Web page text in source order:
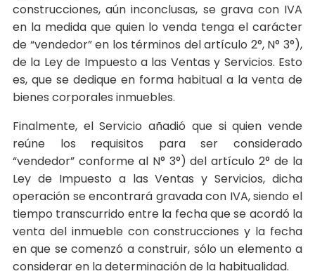
construcciones, aún inconclusas, se grava con IVA
en la medida que quien lo venda tenga el carácter
de “vendedor” en los términos del artículo 2°, N° 3°),
de la Ley de Impuesto a las Ventas y Servicios. Esto
es, que se dedique en forma habitual a la venta de
bienes corporales inmuebles.
Finalmente, el Servicio añadió que si quien vende
reúne los requisitos para ser considerado
“vendedor” conforme al N° 3°) del artículo 2° de la
Ley de Impuesto a las Ventas y Servicios, dicha
operación se encontrará gravada con IVA, siendo el
tiempo transcurrido entre la fecha que se acordó la
venta del inmueble con construcciones y la fecha
en que se comenzó a construir, sólo un elemento a
considerar en la determinación de la habitualidad.